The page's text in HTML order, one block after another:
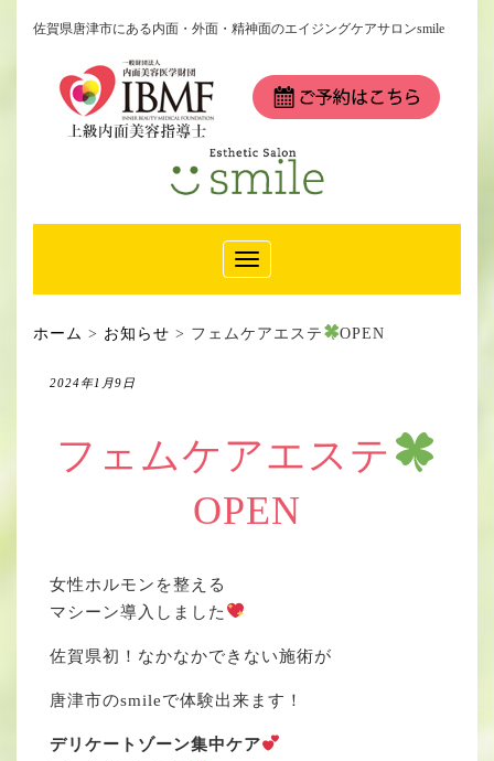
佐賀県唐津市にある内面・外面・精神面のエイジングケアサロンsmile
Toggle
Navigation
ホーム > お知らせ > フェムケアエステ OPEN
2024年1月9日
フェムケアエステ
OPEN
女性ホルモンを整える
マシーン導入しました
佐賀県初！なかなかできない施術が
唐津市のsmileで体験出来ます！
デリケートゾーン集中ケア